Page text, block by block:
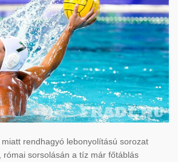
rendhagyó lebonyolítású sorozat
római sorsolásán a tíz már főtáblás